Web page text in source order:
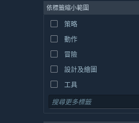
依標籤縮小範圍
策略
動作
冒險
設計及繪圖
工具
免費遊玩